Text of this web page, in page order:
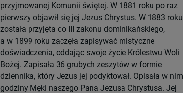
przyjmowanej Komunii świętej. W 1881 roku po raz
pierwszy objawił się jej Jezus Chrystus. W 1883 roku
została przyjęta do III zakonu dominikańskiego,
a w 1899 roku zaczęła zapisywać mistyczne
doświadczenia, oddając swoje życie Królestwu Woli
Bożej. Zapisała 36 grubych zeszytów w formie
dziennika, który Jezus jej podyktował. Opisała w nim
godziny Męki naszego Pana Jezusa Chrystusa. Jej